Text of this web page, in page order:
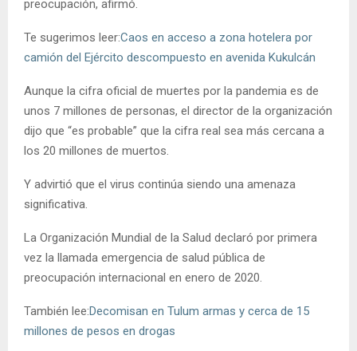
preocupación, afirmó.
Te sugerimos leer:Caos en acceso a zona hotelera por
camión del Ejército descompuesto en avenida Kukulcán
Aunque la cifra oficial de muertes por la pandemia es de
unos 7 millones de personas, el director de la organización
dijo que “es probable” que la cifra real sea más cercana a
los 20 millones de muertos.
Y advirtió que el virus continúa siendo una amenaza
significativa.
La Organización Mundial de la Salud declaró por primera
vez la llamada emergencia de salud pública de
preocupación internacional en enero de 2020.
También lee:Decomisan en Tulum armas y cerca de 15
millones de pesos en drogas